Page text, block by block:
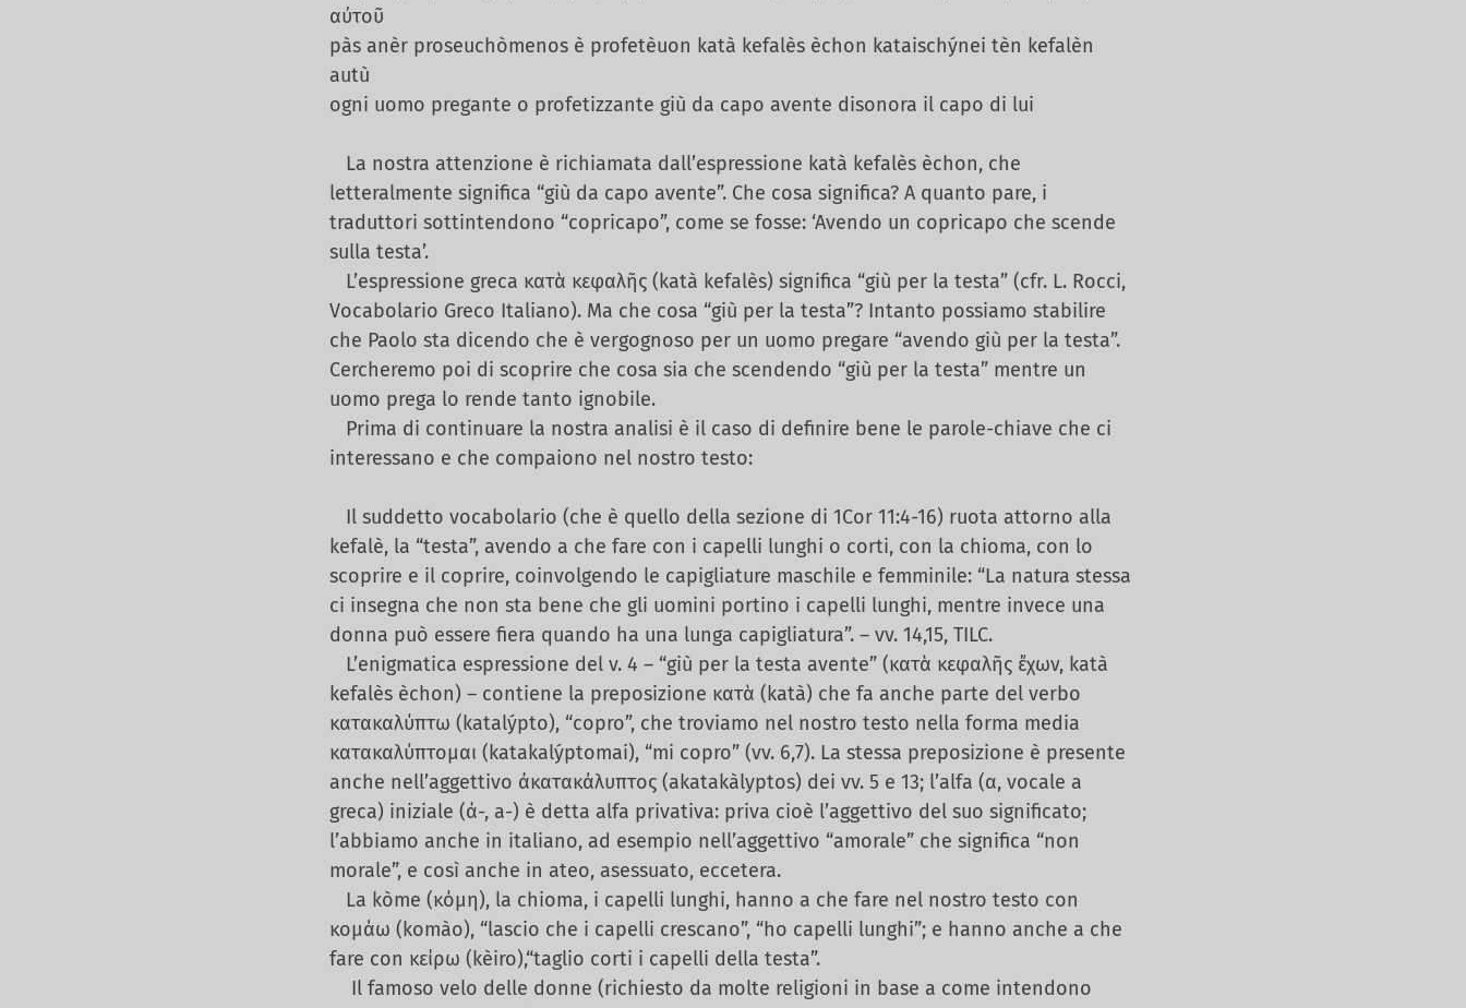
αὐτοῦ
pàs anèr proseuchòmenos è profetèuon katà kefalès èchon kataischýnei tèn kefalèn
autù
ogni uomo pregante o profetizzante giù da capo avente disonora il capo di lui
La nostra attenzione è richiamata dall’espressione katà kefalès èchon, che
letteralmente significa “giù da capo avente”. Che cosa significa? A quanto pare, i
traduttori sottintendono “copricapo”, come se fosse: ‘Avendo un copricapo che scende
sulla testa’.
L’espressione greca κατὰ κεφαλῆς (katà kefalès) significa “giù per la testa” (cfr. L. Rocci,
Vocabolario Greco Italiano). Ma che cosa “giù per la testa”? Intanto possiamo stabilire
che Paolo sta dicendo che è vergognoso per un uomo pregare “avendo giù per la testa”.
Cercheremo poi di scoprire che cosa sia che scendendo “giù per la testa” mentre un
uomo prega lo rende tanto ignobile.
Prima di continuare la nostra analisi è il caso di definire bene le parole-chiave che ci
interessano e che compaiono nel nostro testo:
Il suddetto vocabolario (che è quello della sezione di 1Cor 11:4-16) ruota attorno alla
kefalè, la “testa”, avendo a che fare con i capelli lunghi o corti, con la chioma, con lo
scoprire e il coprire, coinvolgendo le capigliature maschile e femminile: “La natura stessa
ci insegna che non sta bene che gli uomini portino i capelli lunghi, mentre invece una
donna può essere fiera quando ha una lunga capigliatura”. – vv. 14,15, TILC.
L’enigmatica espressione del v. 4 – “giù per la testa avente” (κατὰ κεφαλῆς ἔχων, katà
kefalès èchon) – contiene la preposizione κατὰ (katà) che fa anche parte del verbo
κατακαλύπτω (katalýpto), “copro”, che troviamo nel nostro testo nella forma media
κατακαλύπτομαι (katakalýptomai), “mi copro” (vv. 6,7). La stessa preposizione è presente
anche nell’aggettivo ἀκατακάλυπτος (akatakàlyptos) dei vv. 5 e 13; l’alfa (α, vocale a
greca) iniziale (ἀ-, a-) è detta alfa privativa: priva cioè l’aggettivo del suo significato;
l’abbiamo anche in italiano, ad esempio nell’aggettivo “amorale” che significa “non
morale”, e così anche in ateo, asessuato, eccetera.
La kòme (κόμη), la chioma, i capelli lunghi, hanno a che fare nel nostro testo con
κομάω (komào), “lascio che i capelli crescano”, “ho capelli lunghi”; e hanno anche a che
fare con κείρω (kèiro),“taglio corti i capelli della testa”.
Il famoso velo delle donne (richiesto da molte religioni in base a come intendono